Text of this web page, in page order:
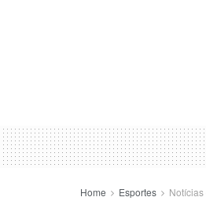
Home Esportes